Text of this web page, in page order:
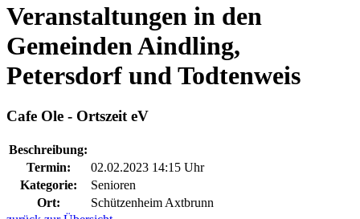
Veranstaltungen in den
Gemeinden Aindling,
Petersdorf und Todtenweis
Cafe Ole - Ortszeit eV
Beschreibung:
Termin:
02.02.2023 14:15 Uhr
Kategorie:
Senioren
Ort:
Schützenheim Axtbrunn